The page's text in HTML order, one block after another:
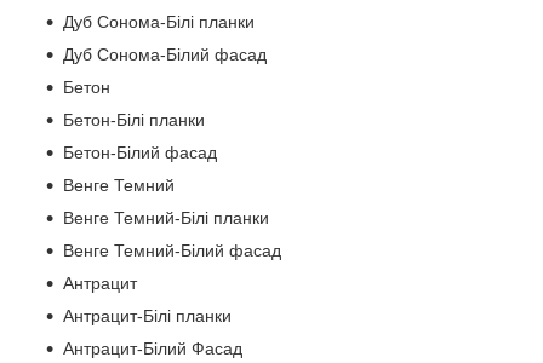
Дуб Сонома-Білі планки
Дуб Сонома-Білий фасад
Бетон
Бетон-Білі планки
Бетон-Білий фасад
Венге Темний
Венге Темний-Білі планки
Венге Темний-Білий фасад
Антрацит
Антрацит-Білі планки
Антрацит-Білий Фасад